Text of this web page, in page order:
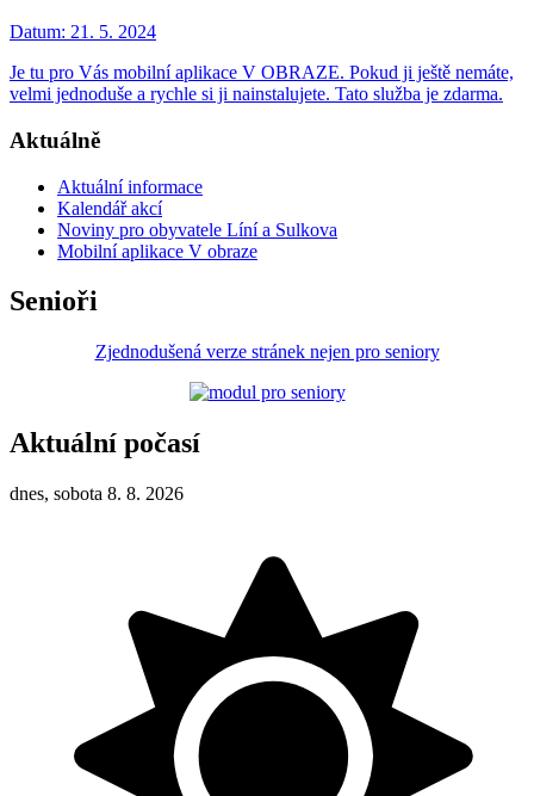
Datum: 21. 5. 2024
Je tu pro Vás mobilní aplikace V OBRAZE. Pokud ji ještě nemáte,
velmi jednoduše a rychle si ji nainstalujete. Tato služba je zdarma.
Aktuálně
Aktuální informace
Kalendář akcí
Noviny pro obyvatele Líní a Sulkova
Mobilní aplikace V obraze
Senioři
Zjednodušená verze stránek nejen pro seniory
Aktuální počasí
dnes, sobota 8. 8. 2026